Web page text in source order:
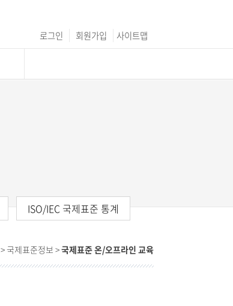
로그인 회원가입 사이트맵
ISO/IEC 국제표준 통계
> 국제표준정보 >국제표준 온/오프라인 교육